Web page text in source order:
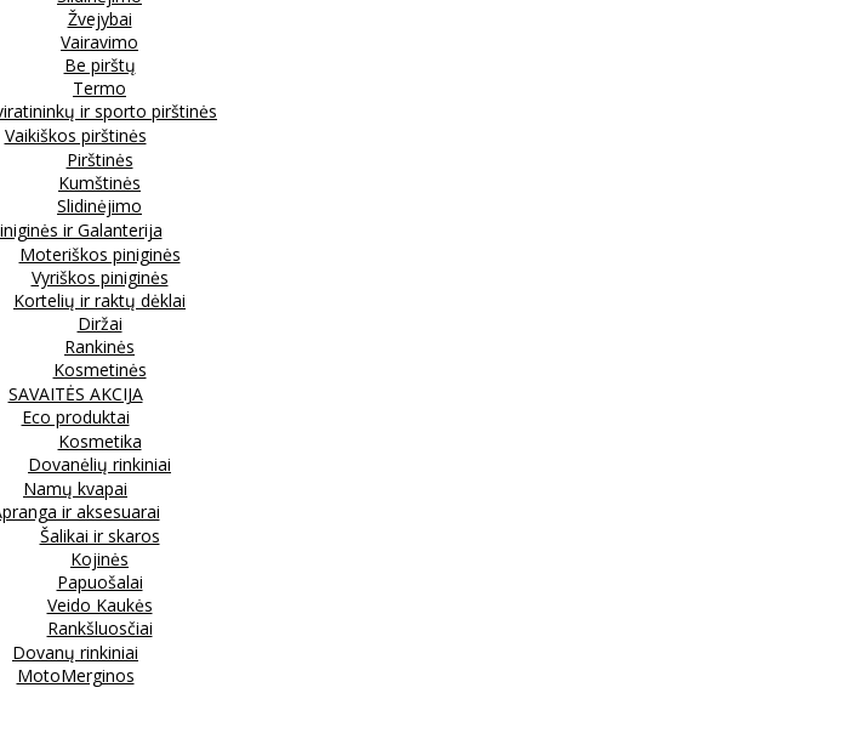
Žvejybai
Vairavimo
Be pirštų
Termo
ir sporto pirštinės
Vaikiškos pirštinės
Pirštinės
Kumštinės
Slidinėjimo
ir Galanterija
Moteriškos piniginės
Vyriškos piniginės
Kortelių ir raktų dėklai
Diržai
Rankinės
Kosmetinės
SAVAITĖS AKCIJA
Eco produktai
Kosmetika
Dovanėlių rinkiniai
Namų kvapai
ir aksesuarai
Šalikai ir skaros
Kojinės
Papuošalai
Veido Kaukės
Rankšluosčiai
Dovanų rinkiniai
MotoMerginos